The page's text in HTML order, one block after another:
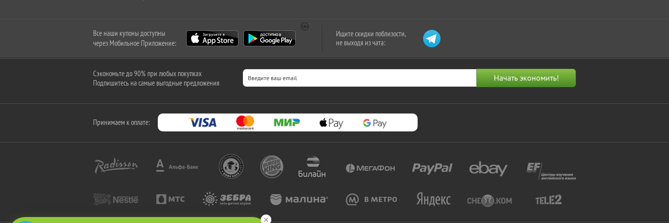
Все наши купоны доступны
через Мобильное Приложение:
Ищите скидки поблизости,
не выходя из чата:
Сэкономьте до 90% при любых покупках
Подпишитесь на самые выгодные предложения
Принимаем к оплате: